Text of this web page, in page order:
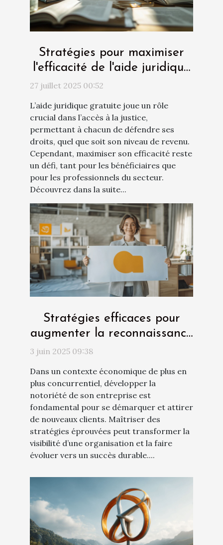
Stratégies pour maximiser
l'efficacité de l'aide juridique
gratuite
27 juillet 2025 00:52
L’aide juridique gratuite joue un rôle
crucial dans l’accès à la justice,
permettant à chacun de défendre ses
droits, quel que soit son niveau de revenu.
Cependant, maximiser son efficacité reste
un défi, tant pour les bénéficiaires que
pour les professionnels du secteur.
Découvrez dans la suite...
Stratégies efficaces pour
augmenter la reconnaissance
de votre entreprise
3 juin 2025 09:38
Dans un contexte économique de plus en
plus concurrentiel, développer la
notoriété de son entreprise est
fondamental pour se démarquer et attirer
de nouveaux clients. Maîtriser des
stratégies éprouvées peut transformer la
visibilité d’une organisation et la faire
évoluer vers un succès durable....